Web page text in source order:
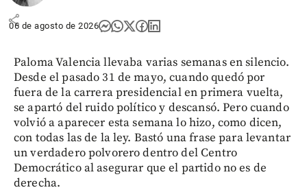
share
06 de agosto de 2026
Paloma Valencia llevaba varias semanas en silencio.
Desde el pasado 31 de mayo, cuando quedó por
fuera de la carrera presidencial en primera vuelta,
se apartó del ruido político y descansó. Pero cuando
volvió a aparecer esta semana lo hizo, como dicen,
con todas las de la ley. Bastó una frase para levantar
un verdadero polvorero dentro del Centro
Democrático al asegurar que el partido no es de
derecha.